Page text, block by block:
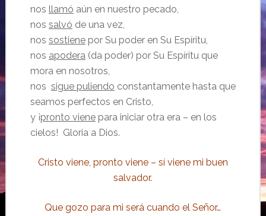
nos llamó aún en nuestro pecado,
nos salvó de una vez,
nos sostienepor Su poder en Su Espíritu,
nos apodera(da poder) por Su Espíritu que
mora en nosotros,
nos sigue puliendo constantamente hasta que
seamos perfectos en Cristo,
y ¡pronto vienepara iniciar otra era – en los
cielos! Gloria a Dios.
Cristo viene, pronto viene – sí viene mi buen
salvador.
Que gozo para mi será cuando el Señor…